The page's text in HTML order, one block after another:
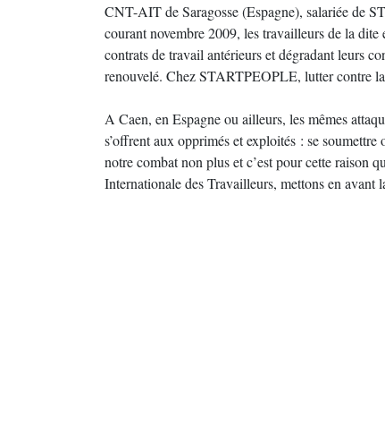
CNT-AIT de Saragosse (Espagne), salariée de
courant novembre 2009, les travailleurs de la
contrats de travail antérieurs et dégradant leurs
renouvelé. Chez STARTPEOPLE, lutter contre
A Caen, en Espagne ou ailleurs, les mêmes
s’offrent aux opprimés et exploités : se
notre combat non plus et c’est pour cette raison
Internationale des Travailleurs, mettons en avant